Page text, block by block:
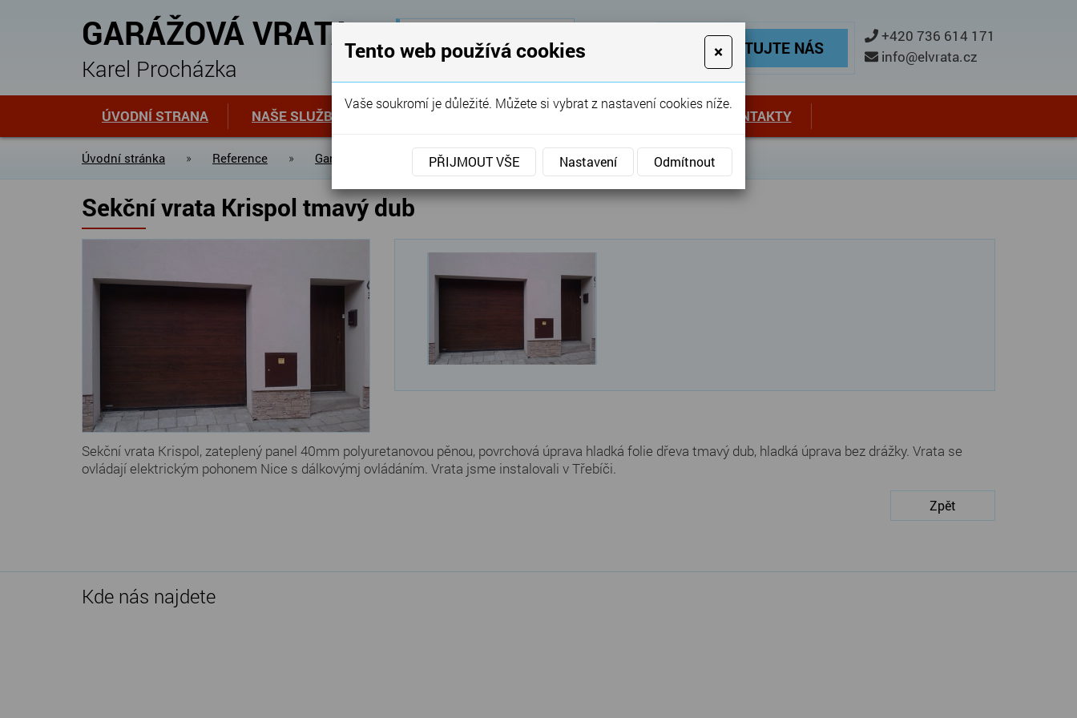
GARÁŽOVÁ VRATA
Karel Procházka Garážová vrata, brány, ploty ...
Kontaktujte nás
KONTAKTUJTE NÁS
+420 736 614 171
info@elvrata.cz
ÚVODNÍ STRANA NAŠE SLUŽBY SERVIS REFERENCE KONTAKTY
Úvodní stránka » Reference » Garážová vrata Sekční » Sekční vrata Krispol tmavý dub
Sekční vrata Krispol tmavý dub
Sekční vrata Krispol, zateplený panel 40mm polyuretanovou pěnou, povrchová úprava hladká folie dřeva tmavý dub, hladká úprava bez drážky. Vrata se
ovládají elektrickým pohonem Nice s dálkovýmj ovládáním. Vrata jsme instalovali v Třebíči.
Zpět
Kde nás najdete
Tento web používá cookies ×
Vaše soukromí je důležité. Můžete si vybrat z nastavení cookies níže.
PŘIJMOUT VŠE Nastavení Odmítnout